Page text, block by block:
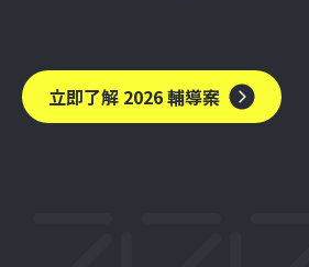
立即了解 2026 輔導案